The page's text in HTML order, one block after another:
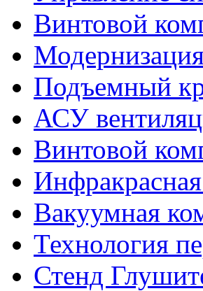
Винтовой
Подъемный
АСУ
Винтовой
Вакуумная
Технология
Стенд